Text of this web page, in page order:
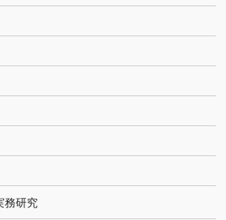
務研究